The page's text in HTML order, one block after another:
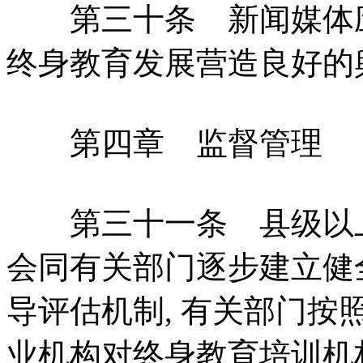
第三十条 新闻媒体应
终身教育发展营造良好
第四章 监督管理
第三十一条 县级以上
会同有关部门逐步建立
导评估机制, 有关部门按
业机构对终身教育培训